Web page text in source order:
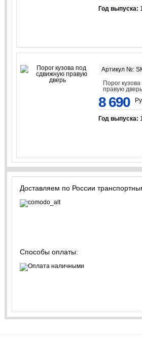
Год выпуска:
Артикул №:
Порог
правую дверь
8 690
Год выпуска:
Доставляем по России
Способы оплаты: